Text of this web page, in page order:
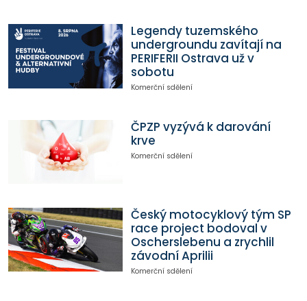
Legendy tuzemského
undergroundu zavítají na
PERIFERII Ostrava už v
sobotu
Komerční sdělení
ČPZP vyzývá k darování
krve
Komerční sdělení
Český motocyklový tým SP
race project bodoval v
Oscherslebenu a zrychlil
závodní Aprilii
Komerční sdělení